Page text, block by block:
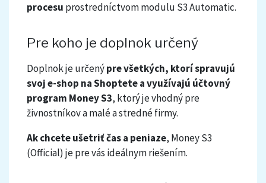
procesu prostredníctvom modulu S3 Automatic.
Pre koho je doplnok určený
Doplnok je určenýpre všetkých, ktorí spravujú
svoj e-shop na Shoptete a využívajú účtovný
program Money S3, ktorý je vhodný pre
živnostníkov a malé a stredné firmy.
Ak chcete ušetriť čas a peniaze, Money S3
(Official) je pre vás ideálnym riešením.